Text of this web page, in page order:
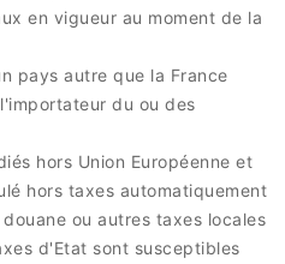
en vigueur au moment de la
pays autre que la France
du ou des
hors Union Européenne et
hors taxes automatiquement
ou autres taxes locales
d'Etat sont susceptibles